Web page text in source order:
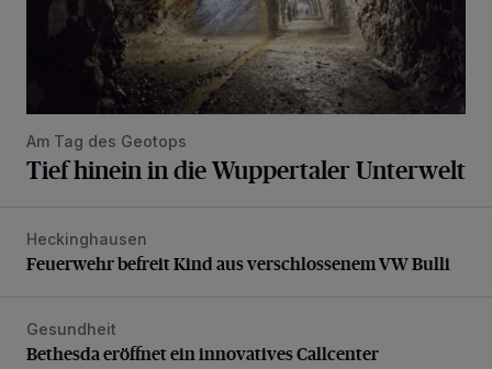
Am Tag des Geotops
Tief hinein in die Wuppertaler Unterwelt
Feuerwehr befreit Kind aus verschlossenem VW Bulli
Heckinghausen
Feuerwehr befreit Kind aus verschlossenem VW Bulli
Bethesda eröffnet ein innovatives Callcenter
Gesundheit
Bethesda eröffnet ein innovatives Callcenter